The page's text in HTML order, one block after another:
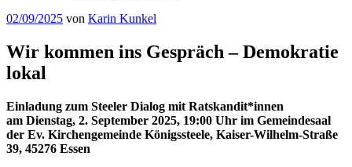
Veröffentlicht
02/09/2025 von Karin Kunkel
Wir kommen ins Gespräch – Demokratie
lokal
Einladung zum Steeler Dialog mit Ratskandit*innen
am Dienstag, 2. September 2025, 19:00 Uhr im Gemeindesaal
der Ev. Kirchengemeinde Königssteele, Kaiser-Wilhelm-Straße
39, 45276 Essen